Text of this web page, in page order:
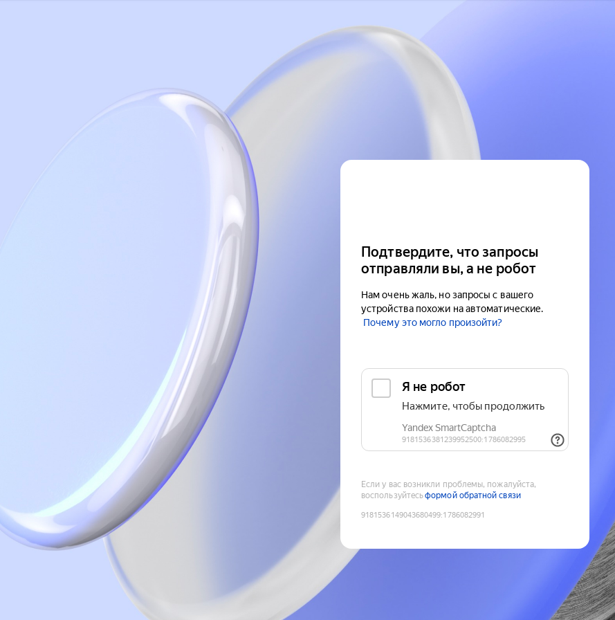
Подтвердите, что запросы
отправляли вы, а не робот
Нам очень жаль, но запросы с вашего
устройства похожи на автоматические.
Почему это могло произойти?
Если у вас возникли проблемы, пожалуйста,
воспользуйтесьформой обратной связи
9181536149043680499:1786082991